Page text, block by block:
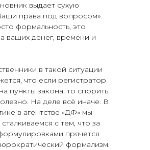
выдает сухую
права под вопросом».
формальность, это
ваших денег, времени и
в такой ситуации
что если регистратор
пункты закона, то спорить
На деле всё иначе. В
в агентстве «ДФ» мы
с тем, что за
прячется
формализм.